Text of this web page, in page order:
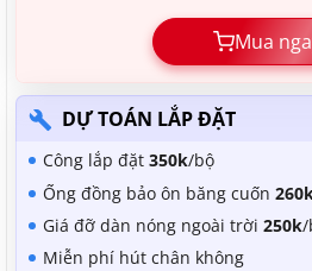
Mua
DỰ TOÁN LẮP ĐẶT
Công lắp đặt 350k/bộ
Ống đồng bảo ôn băng cuốn
Giá đỡ dàn nóng ngoài trời 250k/
Miễn phí hút chân không